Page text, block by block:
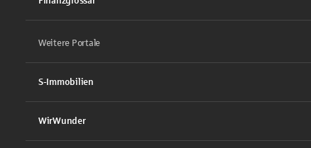
Weitere Portale
S-Immobilien
WirWunder